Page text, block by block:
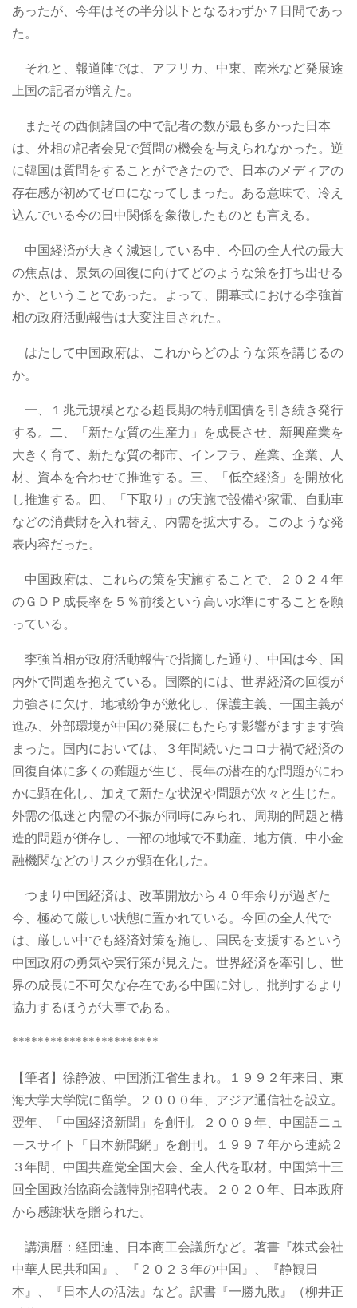
あったが、今年はその半分以下となるわずか７日間であっ
た。
それと、報道陣では、アフリカ、中東、南米など発展途
上国の記者が増えた。
またその西側諸国の中で記者の数が最も多かった日本
は、外相の記者会見で質問の機会を与えられなかった。逆
に韓国は質問をすることができたので、日本のメディアの
存在感が初めてゼロになってしまった。ある意味で、冷え
込んでいる今の日中関係を象徴したものとも言える。
中国経済が大きく減速している中、今回の全人代の最大
の焦点は、景気の回復に向けてどのような策を打ち出せる
か、ということであった。よって、開幕式における李強首
相の政府活動報告は大変注目された。
はたして中国政府は、これからどのような策を講じるの
か。
一、１兆元規模となる超長期の特別国債を引き続き発行
する。二、「新たな質の生産力」を成長させ、新興産業を
大きく育て、新たな質の都市、インフラ、産業、企業、人
材、資本を合わせて推進する。三、「低空経済」を開放化
し推進する。四、「下取り」の実施で設備や家電、自動車
などの消費財を入れ替え、内需を拡大する。このような発
表内容だった。
中国政府は、これらの策を実施することで、２０２４年
のＧＤＰ成長率を５％前後という高い水準にすることを願
っている。
李強首相が政府活動報告で指摘した通り、中国は今、国
内外で問題を抱えている。国際的には、世界経済の回復が
力強さに欠け、地域紛争が激化し、保護主義、一国主義が
進み、外部環境が中国の発展にもたらす影響がますます強
まった。国内においては、３年間続いたコロナ禍で経済の
回復自体に多くの難題が生じ、長年の潜在的な問題がにわ
かに顕在化し、加えて新たな状況や問題が次々と生じた。
外需の低迷と内需の不振が同時にみられ、周期的問題と構
造的問題が併存し、一部の地域で不動産、地方債、中小金
融機関などのリスクが顕在化した。
つまり中国経済は、改革開放から４０年余りが過ぎた
今、極めて厳しい状態に置かれている。今回の全人代で
は、厳しい中でも経済対策を施し、国民を支援するという
中国政府の勇気や実行策が見えた。世界経済を牽引し、世
界の成長に不可欠な存在である中国に対し、批判するより
協力するほうが大事である。
***********************
【筆者】徐静波、中国浙江省生まれ。１９９２年来日、東
海大学大学院に留学。２０００年、アジア通信社を設立。
翌年、「中国経済新聞」を創刊。２００９年、中国語ニュ
ースサイト「日本新聞網」を創刊。１９９７年から連続２
３年間、中国共産党全国大会、全人代を取材。中国第十三
回全国政治協商会議特別招聘代表。２０２０年、日本政府
から感謝状を贈られた。
講演暦：経団連、日本商工会議所など。著書『株式会社
中華人民共和国』、『２０２３年の中国』、『静観日
本』、『日本人の活法』など。訳書『一勝九敗』（柳井正